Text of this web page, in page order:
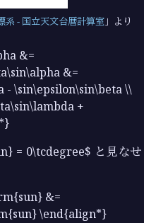
- 国立天文台暦計算室 より
&=
&=
- \sin\epsilon\sin\beta \\
+
= 0\tcdegree$ と見なせ
&=
\end{align*}